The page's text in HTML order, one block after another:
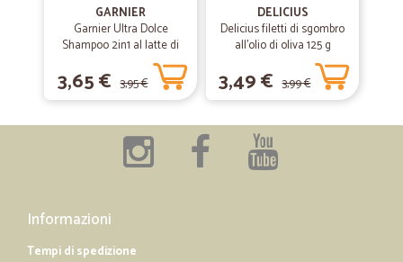
Tutto perfetto,grande varietà di…
Tutto perfetto,grande varietà di prodotti,ho ordinato 10 confezioni di
biscotti che non trovo mai dove abito! Le confezioni sono arrivate
perfettamente integre rispettando i tempi di spedizione.
—Riccardo B.
GARNIER
Garnier Ultra Dolce
Shampoo 2in1 al latte di
Vaniglia e polpa di Papaya
per capelli lunghi, 300 ml.
3,65 € 3,95 €
DELICIUS
Delicius filetti di sgombro
all'olio di oliva 125 g
3,49 € 3,99 €
Informazioni
Tempi di spedizione